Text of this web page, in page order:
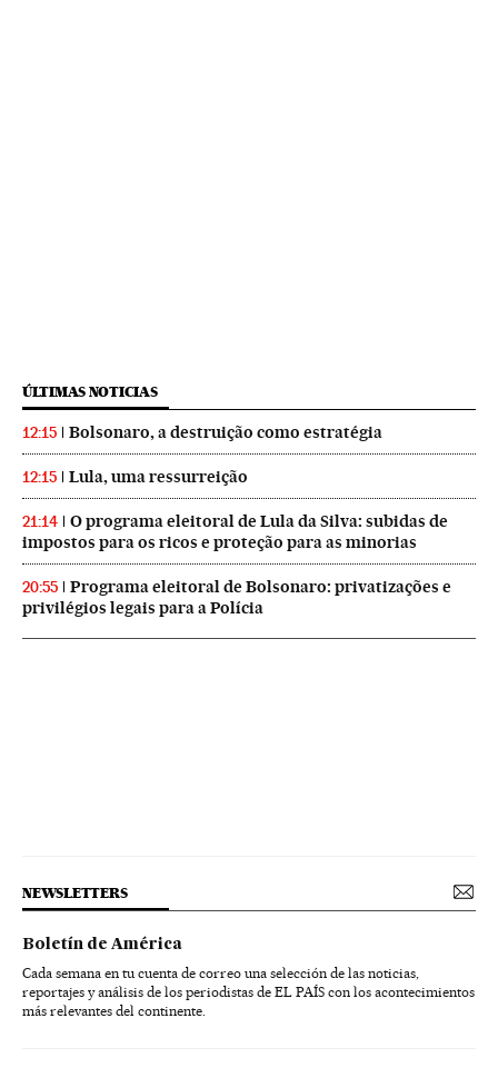
ÚLTIMAS NOTICIAS
12:15 Bolsonaro, a destruição como estratégia
12:15 Lula, uma ressurreição
21:14
O programa eleitoral de Lula da Silva: subidas de
impostos para os ricos e proteção para as minorias
20:55
Programa eleitoral de Bolsonaro: privatizações e
privilégios legais para a Polícia
NEWSLETTERS
Boletín de América
Cada semana en tu cuenta de correo una selección de las noticias,
reportajes y análisis de los periodistas de EL PAÍS con los acontecimientos
más relevantes del continente.